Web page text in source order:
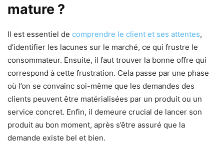
mature ?
Il est essentiel de comprendre le client et ses attentes,
d’identifier les lacunes sur le marché, ce qui frustre le
consommateur. Ensuite, il faut trouver la bonne offre qui
correspond à cette frustration. Cela passe par une phase
où l’on se convainc soi-même que les demandes des
clients peuvent être matérialisées par un produit ou un
service concret. Enfin, il demeure crucial de lancer son
produit au bon moment, après s’être assuré que la
demande existe bel et bien.